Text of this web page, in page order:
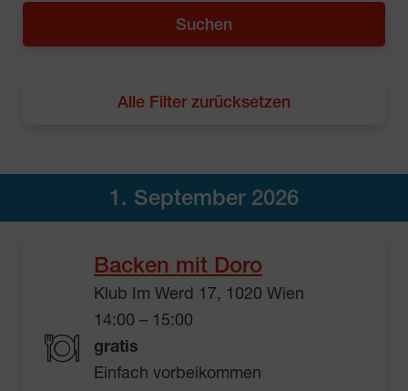
Alle Filter zurücksetzen
1. September 2026
Backen mit Doro
Klub Im Werd 17, 1020 Wien
14:00 – 15:00
gratis
Einfach vorbeikommen